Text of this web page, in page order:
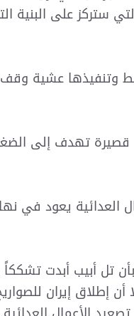
ستركز على البنية
عشية وقف
تهدف إلى
العدائية يعود في
تل أبيب أبدت تشككاً
أن إطلاق إيران